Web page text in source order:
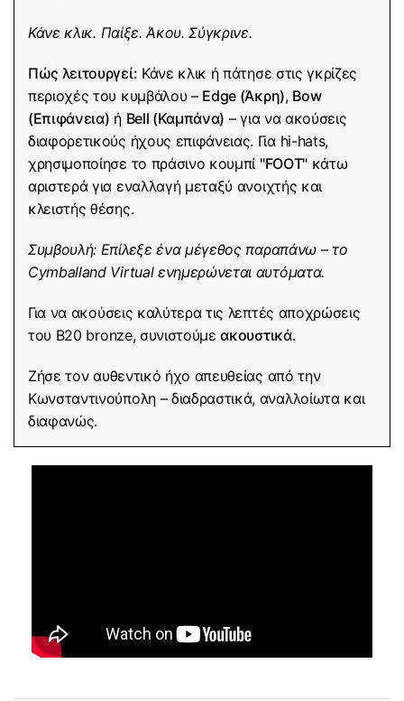
Κάνε κλικ. Παίξε. Άκου. Σύγκρινε.
Πώς λειτουργεί: Κάνε κλικ ή πάτησε στις γκρίζες
περιοχές του κυμβάλου – Edge (Άκρη), Bow
(Επιφάνεια) ή Bell (Καμπάνα) – για να ακούσεις
διαφορετικούς ήχους επιφάνειας. Για hi-hats,
χρησιμοποίησε το πράσινο κουμπί "FOOT"κάτω
αριστερά για εναλλαγή μεταξύ ανοιχτής και
κλειστής θέσης.
Συμβουλή: Επίλεξε ένα μέγεθος παραπάνω – το
Cymballand Virtual ενημερώνεται αυτόματα.
Για να ακούσεις καλύτερα τις λεπτές αποχρώσεις
του B20 bronze, συνιστούμεακουστικά.
Ζήσε τον αυθεντικό ήχο απευθείας από την
Κωνσταντινούπολη – διαδραστικά, αναλλοίωτα και
διαφανώς.